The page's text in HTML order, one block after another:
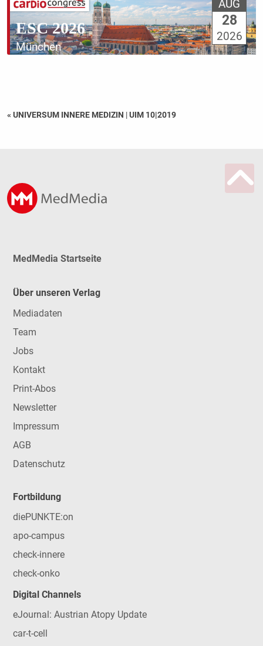
ESC 2026
München
AUG
28
2026
« UNIVERSUM INNERE MEDIZIN |UIM 10|2019
MedMedia Startseite
Über unseren Verlag
Mediadaten
Team
Jobs
Kontakt
Print-Abos
Newsletter
Impressum
AGB
Datenschutz
Fortbildung
diePUNKTE:on
apo-campus
check-innere
check-onko
Digital Channels
eJournal: Austrian Atopy Update
car-t-cell